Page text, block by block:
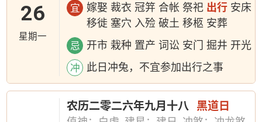
26
星期一
宜 嫁娶 裁衣 冠笄 合帐 祭祀 出行 安床
移徙 塞穴 入殓 破土 移柩 安葬
忌 开市 栽种 置产 词讼 安门 掘井 开光
冲 此日冲兔，不宜参加出行之事
农历二零二六年九月十八 黑道日